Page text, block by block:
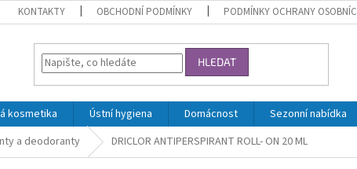
KONTAKTY OBCHODNÍ PODMÍNKY PODMÍNKY OCHRANY
HLEDAT
kosmetika Ústní hygiena Domácnost Sezonní nabídka
a deodoranty DRICLOR ANTIPERSPIRANT ROLL- ON 20 ML